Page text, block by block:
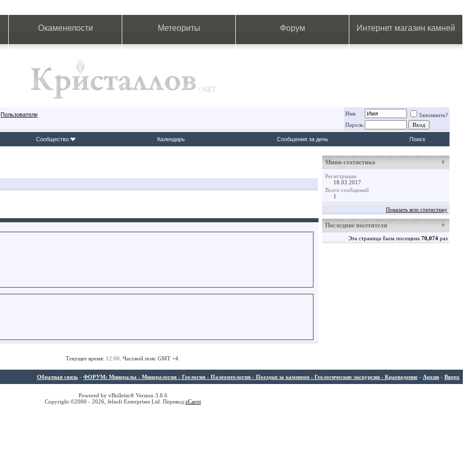
Окаменелости Метеориты Форум Интернет магазин камней
Пользователи Имя
Запомнить?
Пароль
Сообщество Календарь Сообщения за день Поиск
Мини-статистика
Регистрация
18.03.2017
Всего сообщений
1
Показать всю статистику
Последние посетители
Эта страница была посещена 70,074 раз
Текущее время: 12:00 . Часовой пояс GMT +4.
Обратная связь - ФОРУМ: Минералы - Минералогия - Геология - Палеонтология - Поездки за камнями - Геологические экскурсии - Краеведение - Архив - Вверх
Powered by vBulletin® Version 3.8.6
Copyright ©2000 - 2026, Jelsoft Enterprises Ltd. Перевод:zCarot